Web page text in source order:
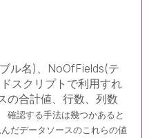
ル名)、NoOfFields(テ
スクリプトで利用すれ
の合計値、行数、列数
確認する手法は幾つかあると
だデータソースのこれらの値